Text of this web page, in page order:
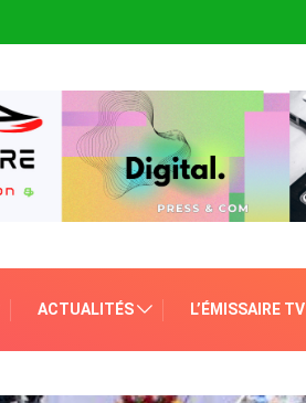
ACTUALITÉS L’ÉMISSAIRE TV